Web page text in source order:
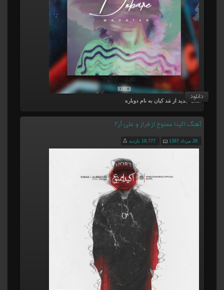
آهنگ جدید از مَد کیان به نام دوباره
دانلود
آهنگ اکیدا ممنوع از فراز و علی آر۲
28 مرداد 1397 19,777 بازدید